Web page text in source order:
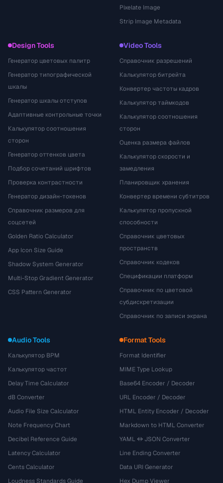
Pixelate Image
Strip Image Metadata
Design Tools
Генератор цветовых палитр
Генератор типографической
шкалы
Генератор шкалы отступов
Адаптивные контрольные точки
Калькулятор соотношения
сторон
Генератор оттенков цвета
Подбор сочетаний шрифтов
Проверка контрастности
Генератор дизайн-токенов
Справочник размеров для
соцсетей
Golden Ratio Calculator
App Icon Size Guide
Shadow System Generator
Multi-Stop Gradient Generator
CSS Pattern Generator
Video Tools
Справочник разрешений
Калькулятор битрейта
Конвертер частоты кадров
Калькулятор таймкодов
Калькулятор соотношения
сторон
Оценка размера файлов
Калькулятор скорости и
замедления
Планировщик хранения
Конвертер времени субтитров
Калькулятор пропускной
способности
Справочник цветовых
пространств
Справочник кодеков
Спецификации платформ
Справочник по цветовой
субдискретизации
Справочник по записи экрана
Audio Tools
Калькулятор BPM
Калькулятор частот
Delay Time Calculator
dB Converter
Audio File Size Calculator
Note Frequency Chart
Decibel Reference Guide
Latency Calculator
Cents Calculator
Loudness Standards Guide
Format Tools
Format Identifier
MIME Type Lookup
Base64 Encoder / Decoder
URL Encoder / Decoder
HTML Entity Encoder / Decoder
Markdown to HTML Converter
YAML ↔ JSON Converter
Line Ending Converter
Data URI Generator
Hex Dump Viewer